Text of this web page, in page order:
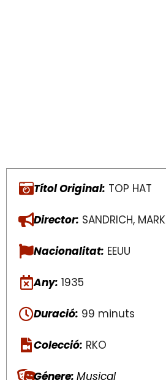
Títol Original: TOP HAT
Director: SANDRICH, MARK
Nacionalitat: EEUU
Any: 1935
Duració: 99 minuts
Colecció: RKO
Génere: Musical